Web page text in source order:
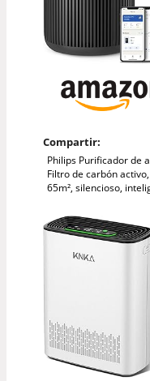
Compartir:
Philips Purificador de
Filtro de carbón
65m², silencioso,